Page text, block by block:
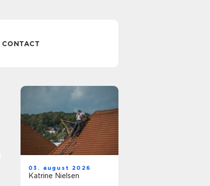
CONTACT
03. august 2026
Katrine Nielsen